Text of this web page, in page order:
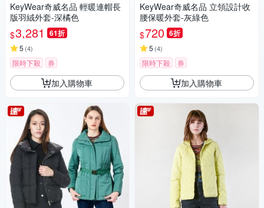
KeyWear奇威名品 輕暖連帽長
版羽絨外套-深橘色
$3,281 61折
5 (4)
限時下殺 券
加入購物車
KeyWear奇威名品 立領設計收
腰保暖外套-灰綠色
$720 6折
5 (4)
限時下殺 券
加入購物車